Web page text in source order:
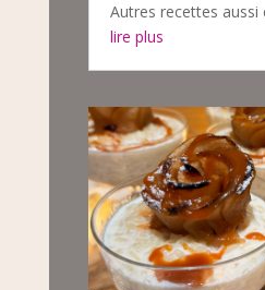
Autres recettes aussi
lire plus